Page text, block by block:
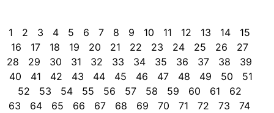
1 2 3 4 5 6 7 8 9 10 11 12 13 14
15
16
17 18 19 20 21 22 23 24 25 26
27
28
29 30 31 32 33 34 35 36 37 38
39
40
41 42 43 44 45 46 47 48 49 50
51
52
53 54 55 56 57 58 59 60 61
62
63
64 65 66 67 68 69 70 71 72 73
74